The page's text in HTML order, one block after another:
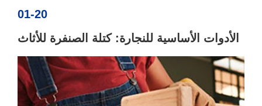
01-20
الأدوات الأساسية للنجارة: كتلة الصنفرة للأثاث